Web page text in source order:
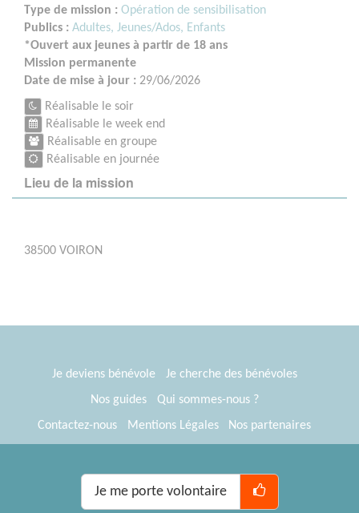
Type de mission : Opération de sensibilisation
Publics : Adultes, Jeunes/Ados, Enfants
*Ouvert aux jeunes à partir de 18 ans
Mission permanente
Date de mise à jour : 29/06/2026
Réalisable le soir
Réalisable le week end
Réalisable en groupe
Réalisable en journée
Lieu de la mission
38500 VOIRON
Je me porte volontaire
Je deviens bénévole
Je cherche des bénévoles
Nos guides
Qui sommes-nous ?
Contactez-nous
Mentions Légales
Nos partenaires
® Tous Bénévoles 2012-2026
Webkast